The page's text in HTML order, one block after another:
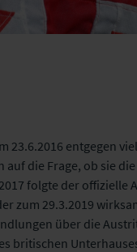
23.6.2016 entgegen
die Frage, ob sie die
folgte der offizielle
zum 29.3.2019
über die
britischen